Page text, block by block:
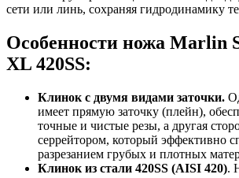
сети или линь, сохраняя гидродинамику
Особенности ножа Marlin
XL 420SS:
Клинок с двумя видами заточки.
имеет прямую заточку (плейн),
точные и чистые резы, а другая
серрейтором, который эффективно
разрезанием грубых и плотных
Клинок из стали 420SS (AISI 420).